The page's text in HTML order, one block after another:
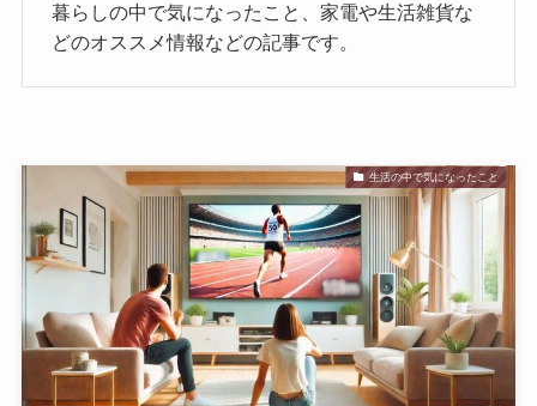
暮らしの中で気になったこと、家電や生活雑貨な
どのオススメ情報などの記事です。
生活の中で気になったこと